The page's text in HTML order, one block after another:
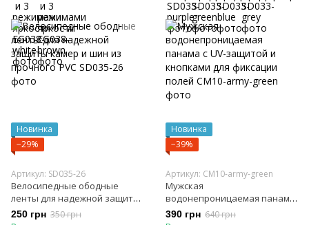
Новинка
−29%
Артикул: SD035-26
Велосипедные ободные
ленты для надежной защиты
камер и шин из прочного PVC
250 грн 350 грн
Новинка
−39%
Артикул: CM10-army-green
Мужская
водонепроницаемая панама
с UV-защитой и кнопками для
390 грн 640 грн